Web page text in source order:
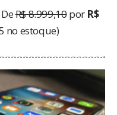
DeR$ 8.999,10por R$
no estoque)